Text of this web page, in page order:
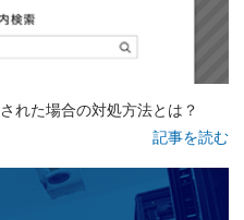
れた場合の対処方法とは？
記事を読む